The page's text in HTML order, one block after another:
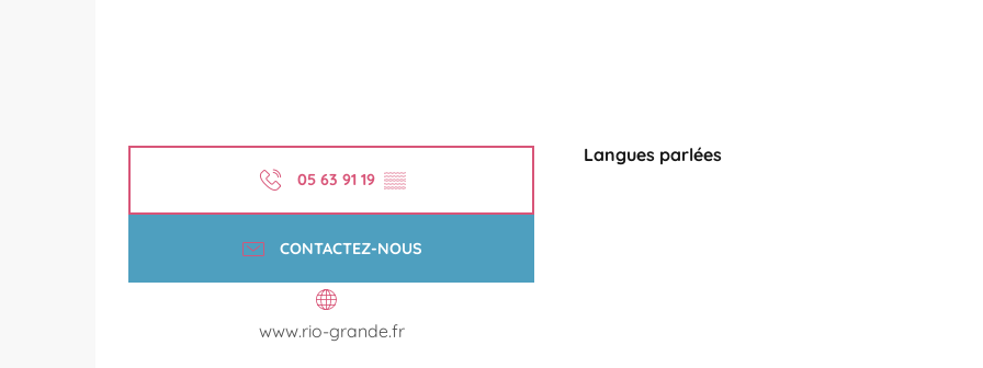
05 63 91 19 ▒▒
CONTACTEZ-NOUS
www.rio-grande.fr
Langues parlées
Langues parlées